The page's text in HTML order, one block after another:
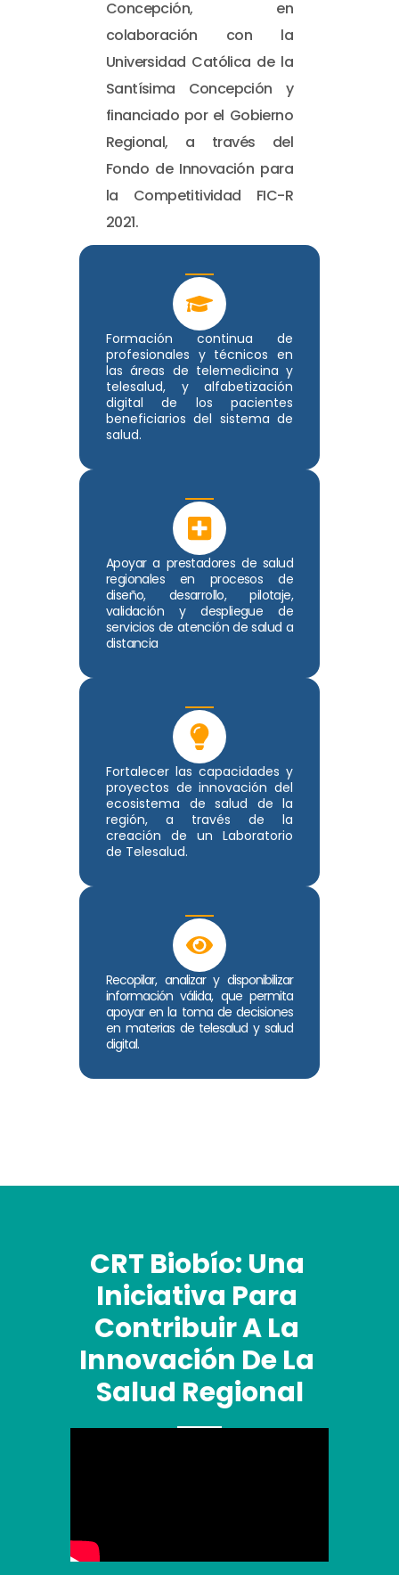
Formación continua de
profesionales y técnicos en
las áreas de telemedicina y
telesalud, y alfabetización
digital de los pacientes
beneficiarios del sistema de
salud.
Apoyar a prestadores de salud
regionales en procesos de
diseño, desarrollo, pilotaje,
validación y despliegue de
servicios de atención de salud a
distancia
Fortalecer las capacidades y
proyectos de innovación del
ecosistema de salud de la
región, a través de la
creación de un Laboratorio
de Telesalud.
Recopilar, analizar y disponibilizar
información válida, que permita
apoyar en la toma de decisiones
en materias de telesalud y salud
digital.
Concepción, en
colaboración con la
Universidad Católica de la
Santísima Concepción y
financiado por el Gobierno
Regional, a través del
Fondo de Innovación para
la Competitividad FIC-R
2021.
CRT Biobío: Una
Iniciativa Para
Contribuir A La
Innovación De La
Salud Regional